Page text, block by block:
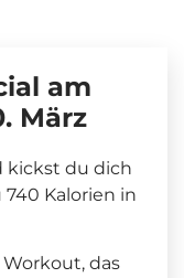
am
März
kickst du dich
Kalorien in
das